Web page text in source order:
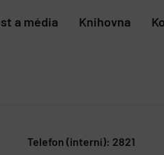
a média Knihovna
Telefon (interní): 2821